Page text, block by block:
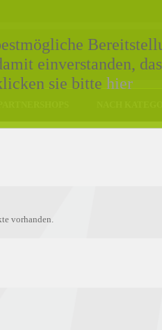
vorhanden.
einverstanden,
sie bitte hier